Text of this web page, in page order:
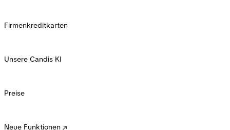
Firmenkreditkarten
Unsere Candis KI
Preise
Neue Funktionen